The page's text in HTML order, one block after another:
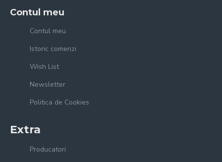
Contul meu
Contul meu
Istoric comenzi
Wish List
Newsletter
Politica de Cookies
Extra
Producatori